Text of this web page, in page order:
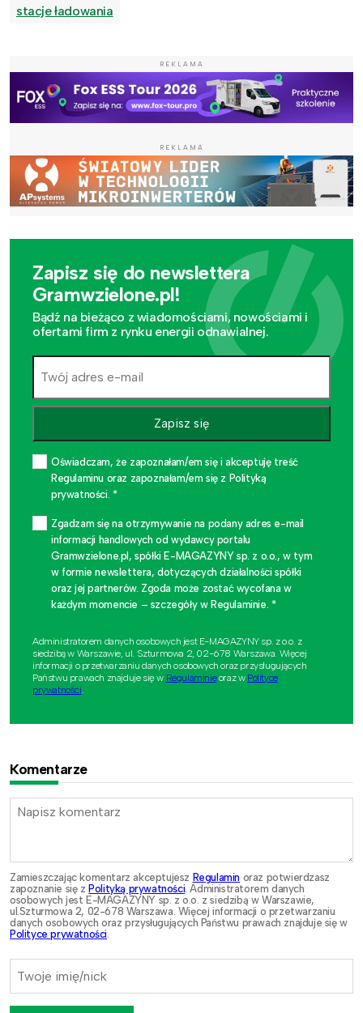
stacje ładowania
REKLAMA
REKLAMA
Zapisz się do newslettera
Gramwzielone.pl!
Bądź na bieżąco z wiadomościami, nowościami i
ofertami firm z rynku energii odnawialnej.
Zapisz się
Oświadczam, że zapoznałam/em się i akceptuję treść
Regulaminu oraz zapoznałam/em się z Polityką
prywatności. *
Zgadzam się na otrzymywanie na podany adres e-mail
informacji handlowych od wydawcy portalu
Gramwzielone.pl, spółki E-MAGAZYNY sp. z o.o., w tym
w formie newslettera, dotyczących działalności spółki
oraz jej partnerów. Zgoda może zostać wycofana w
każdym momencie – szczegóły w Regulaminie. *
Administratorem danych osobowych jest E-MAGAZYNY sp. z o.o. z
siedzibą w Warszawie, ul. Szturmowa 2, 02-678 Warszawa. Więcej
informacji o przetwarzaniu danych osobowych oraz przysługujących
Państwu prawach znajduje się w Regulaminieoraz w Polityce
prywatności
Komentarze
Zamieszczając komentarz akceptujesz Regulamin oraz potwierdzasz
zapoznanie się z Polityką prywatności. Administratorem danych
osobowych jest E-MAGAZYNY sp. z o.o. z siedzibą w Warszawie,
ul.Szturmowa 2, 02-678 Warszawa. Więcej informacji o przetwarzaniu
danych osobowych oraz przysługujących Państwu prawach znajduje się w
Polityce prywatności.